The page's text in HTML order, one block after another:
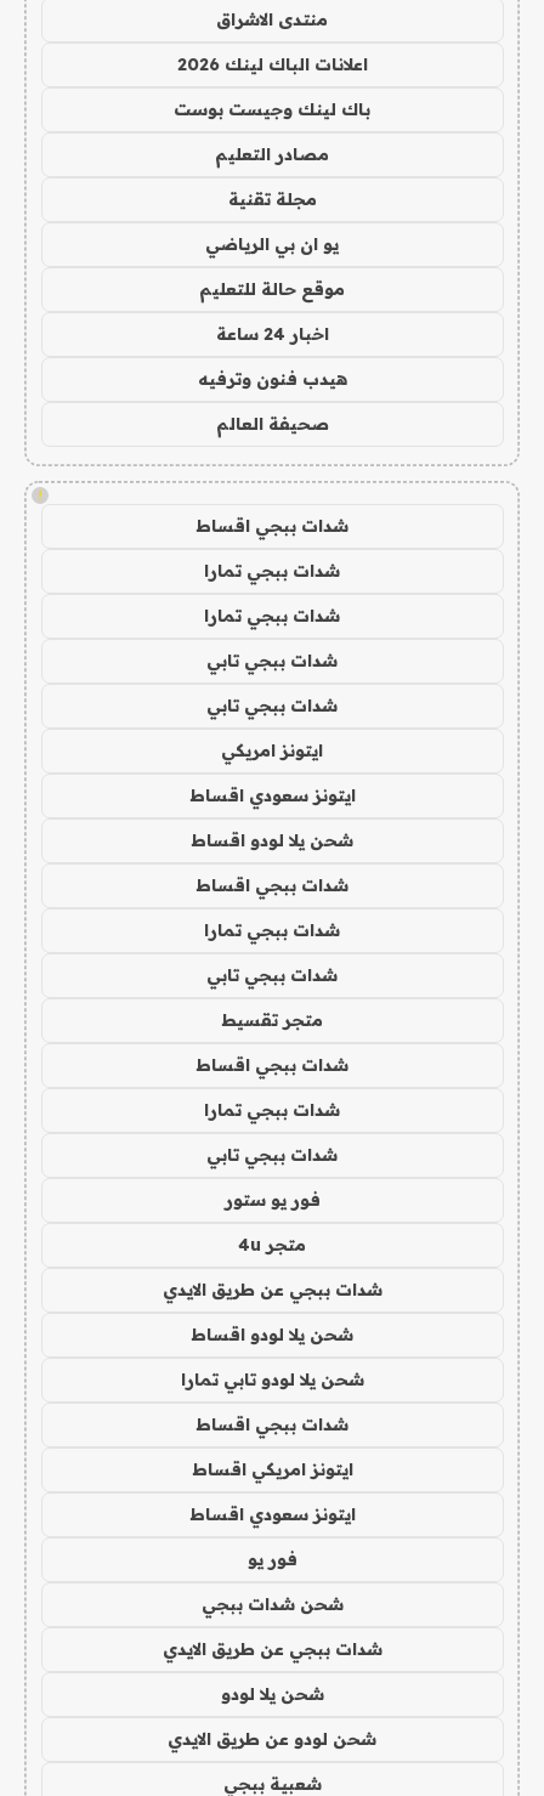
منتدى الاشراق
اعلانات الباك لينك 2026
باك لينك وجيست بوست
مصادر التعليم
مجلة تقنية
يو ان بي الرياضي
موقع حالة للتعليم
اخبار 24 ساعة
هيدب فنون وترفيه
صحيفة العالم
!
شدات ببجي اقساط
شدات ببجي تمارا
شدات ببجي تمارا
شدات ببجي تابي
شدات ببجي تابي
ايتونز امريكي
ايتونز سعودي اقساط
شحن يلا لودو اقساط
شدات ببجي اقساط
شدات ببجي تمارا
شدات ببجي تابي
متجر تقسيط
شدات ببجي اقساط
شدات ببجي تمارا
شدات ببجي تابي
فور يو ستور
متجر 4u
شدات ببجي عن طريق الايدي
شحن يلا لودو اقساط
شحن يلا لودو تابي تمارا
شدات ببجي اقساط
ايتونز امريكي اقساط
ايتونز سعودي اقساط
فور يو
شحن شدات ببجي
شدات ببجي عن طريق الايدي
شحن يلا لودو
شحن لودو عن طريق الايدي
شعبية ببجي